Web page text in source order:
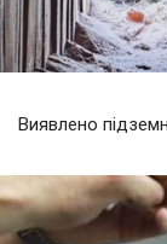
Виявлено